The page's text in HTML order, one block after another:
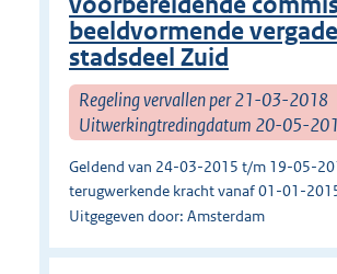
beeldvormende
stadsdeel Zuid
Regeling vervallen per 21-03-2018
Uitwerkingtredingdatum 20-05-
Geldend van 24-03-2015 t/m 19-05-
terugwerkende kracht vanaf 01-01-
Uitgegeven door: Amsterdam